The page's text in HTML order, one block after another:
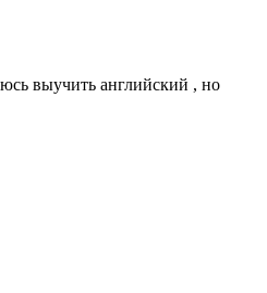
выучить английский , но